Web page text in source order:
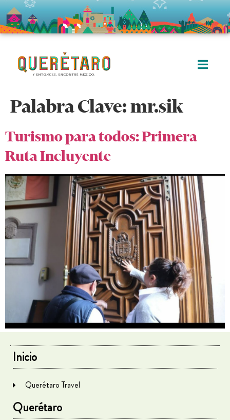
Palabra Clave:mr.sik
Turismo para todos: Primera
Ruta Incluyente
Inicio
Querétaro Travel
Querétaro